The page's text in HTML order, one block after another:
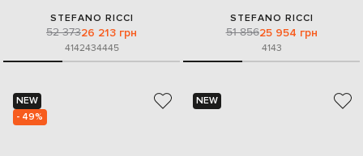
STEFANO RICCI
52 37326 213 грн
4142434445
STEFANO RICCI
51 85625 954 грн
4143
NEW
- 49%
NEW